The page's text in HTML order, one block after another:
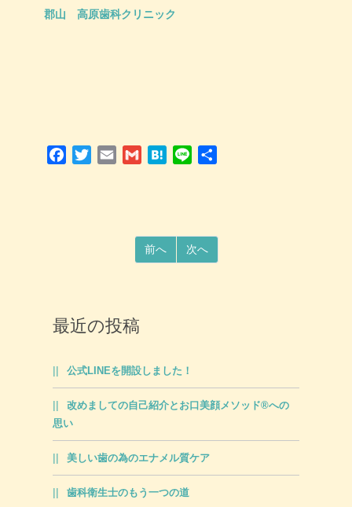
郡山 高原歯科クリニック
Facebook
TwitterEmail Gmail Hatena
Line
前へ 次へ
最近の投稿
公式LINEを開設しました！
改めましての自己紹介とお口美顔メソッド®への
思い
美しい歯の為のエナメル質ケア
歯科衛生士のもう一つの道